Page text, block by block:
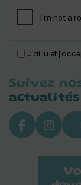
J'ai lu et
Suivez